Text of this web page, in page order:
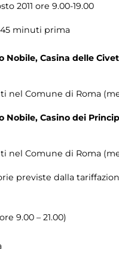
2011 ore 9.00-19.00
minuti prima
Nobile, Casina delle
nel Comune di Roma
Nobile, Casino dei
nel Comune di Roma
previste dalla
9.00 – 21.00)